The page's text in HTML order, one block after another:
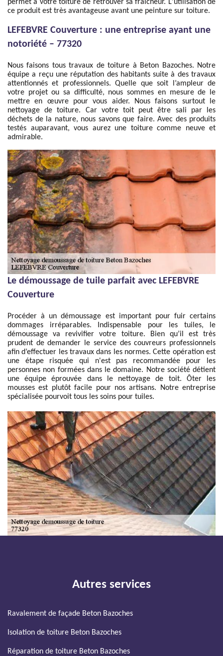
permet à votre toiture de retrouver sa fraîcheur. L'utilisation de
ce produit est très avantageuse avant une peinture sur toiture.
LEFEBVRE Couverture : une entreprise ayant une
notoriété – 77320
Nous faisons tous travaux de toiture à Beton Bazoches. Notre
équipe a reçu une réputation des habitants suite à des travaux
attentionnés et professionnels. Quelle que soit l’ampleur de
votre projet ou sa difficulté, nous sommes en mesure de le
mettre en œuvre pour vous aider. Nous faisons surtout le
nettoyage de toiture. Car votre toit peut être sali par les
déchets de la nature, nous savons que faire. Avec des produits
testés auparavant, vous aurez une toiture comme neuve et
admirable.
Le démoussage de tuile parfait avec LEFEBVRE
Couverture
Procéder à un démoussage est important pour fuir certains
dommages irréparables. Indispensable pour les tuiles, le
démoussage va revivifier votre toiture. Bien qu’il est très
prudent de demander le service des couvreurs professionnels
afin d’effectuer les travaux dans les normes. Cette opération est
une étape risquée qui n'est pas recommandée pour les
personnes non formées dans le domaine. Notre société détient
une équipe éprouvée dans le nettoyage de toit. Ôter les
mousses est plutôt facile pour nos artisans. Notre entreprise
spécialisée pourvoit tous les soins pour tuiles.
Autres services
Ravalement de façade Beton Bazoches
Isolation de toiture Beton Bazoches
Réparation de toiture Beton Bazoches